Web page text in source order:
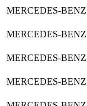
MERCEDES-
MERCEDES-
MERCEDES-
MERCEDES-